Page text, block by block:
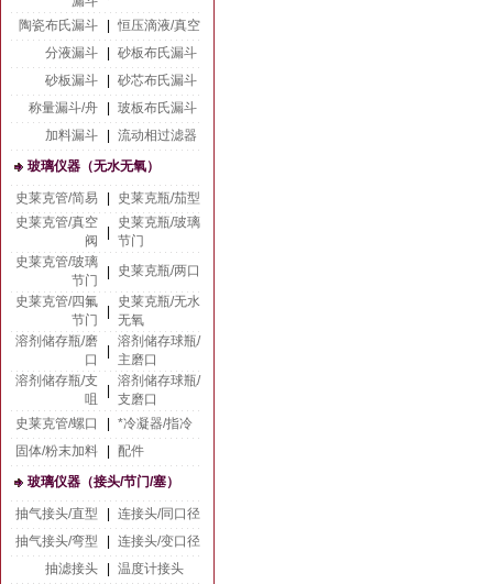
陶瓷布氏漏斗
恒压滴液/真空
分液漏斗
砂板布氏漏斗
砂板漏斗
砂芯布氏漏斗
称量漏斗/舟
玻板布氏漏斗
加料漏斗
流动相过滤器
玻璃仪器（无水无氧）
史莱克管/简易
史莱克瓶/茄型
史莱克管/真空
阀
史莱克瓶/玻璃
节门
史莱克管/玻璃
节门
史莱克瓶/两口
史莱克管/四氟
节门
史莱克瓶/无水
无氧
溶剂储存瓶/磨
口
溶剂储存球瓶/
主磨口
溶剂储存瓶/支
咀
溶剂储存球瓶/
支磨口
史莱克管/螺口
*冷凝器/指冷
固体/粉末加料
配件
玻璃仪器（接头/节门/塞）
抽气接头/直型
连接头/同口径
抽气接头/弯型
连接头/变口径
抽滤接头
温度计接头